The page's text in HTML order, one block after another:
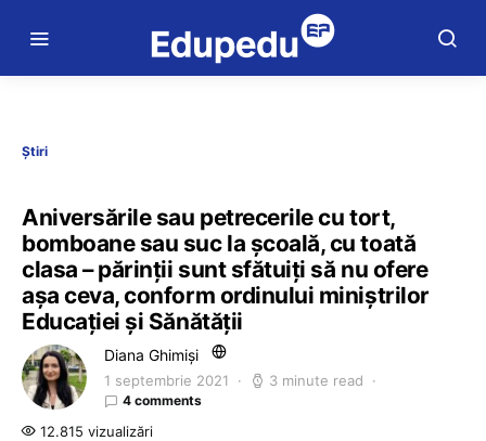
Știri
Aniversările sau petrecerile cu tort,
bomboane sau suc la școală, cu toată
clasa – părinții sunt sfătuiți să nu ofere
așa ceva, conform ordinului miniștrilor
Educației și Sănătății
Diana Ghimiși
1 septembrie 2021 3 minute read
4 comments
12.815 vizualizări